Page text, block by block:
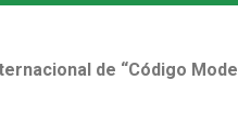
de “Código